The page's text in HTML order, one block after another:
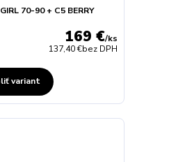
70-90 + C5 BERRY
169 €/ks
137,40 €bez DPH
variant